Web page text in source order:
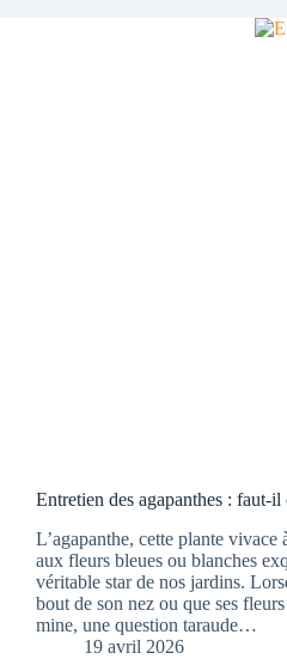
Entretien des agapanthes : faut-
L’agapanthe, cette plante vivace
aux fleurs bleues ou blanches
véritable star de nos jardins.
bout de son nez ou que ses
mine, une question taraude…
19 avril 2026